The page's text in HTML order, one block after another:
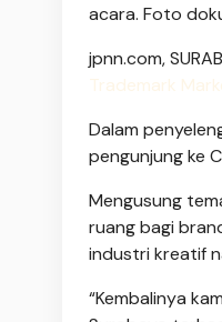
acara. Foto
jpnn.com,
Trademark
Dalam
pengunjung ke
Mengusung
ruang bagi
industri kreatif
“Kembalinya